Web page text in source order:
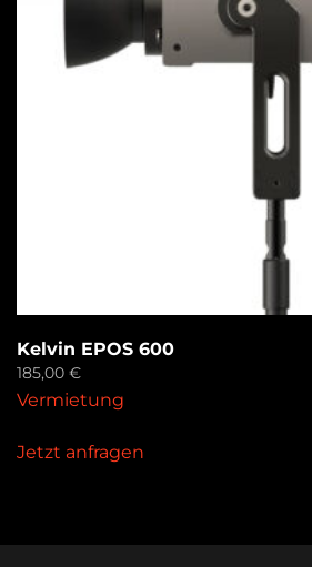
Kelvin EPOS 600
185,00 €
Vermietung
Jetzt anfragen